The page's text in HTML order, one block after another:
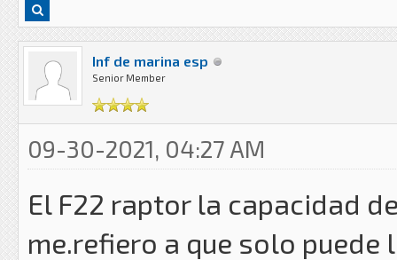
Inf de marina esp
Senior Member
09-30-2021, 04:27 AM
El F22 raptor la capacidad
me.refiero a que solo